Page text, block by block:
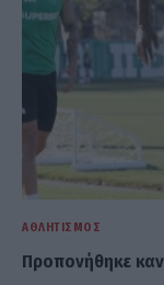
ΑΘΛΗΤΙΣΜΌΣ
Προπονήθηκε